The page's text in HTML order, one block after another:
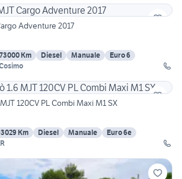
Adventure 2017
Km Diesel Manuale
Euro 6
120CV PL Combi Maxi M1 SX
Km Diesel Manuale
Euro 6e